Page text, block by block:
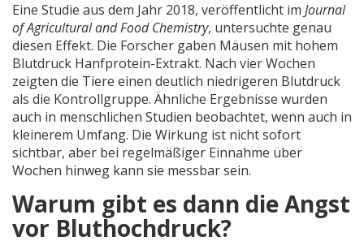
Eine Studie aus dem Jahr 2018, veröffentlicht im Journal
of Agricultural and Food Chemistry, untersuchte genau
diesen Effekt. Die Forscher gaben Mäusen mit hohem
Blutdruck Hanfprotein-Extrakt. Nach vier Wochen
zeigten die Tiere einen deutlich niedrigeren Blutdruck
als die Kontrollgruppe. Ähnliche Ergebnisse wurden
auch in menschlichen Studien beobachtet, wenn auch in
kleinerem Umfang. Die Wirkung ist nicht sofort
sichtbar, aber bei regelmäßiger Einnahme über
Wochen hinweg kann sie messbar sein.
Warum gibt es dann die Angst
vor Bluthochdruck?